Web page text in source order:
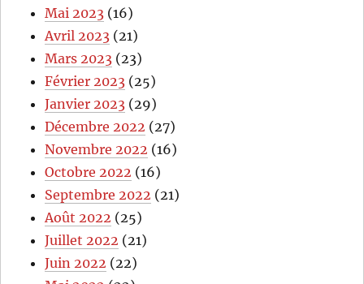
Mai 2023 (16)
Avril 2023 (21)
Mars 2023 (23)
Février 2023 (25)
Janvier 2023 (29)
Décembre 2022 (27)
Novembre 2022 (16)
Octobre 2022 (16)
Septembre 2022 (21)
Août 2022 (25)
Juillet 2022 (21)
Juin 2022 (22)